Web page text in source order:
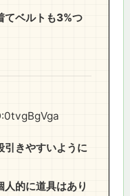
てベルトも3%つ
引きやすいように
的に道具はあり